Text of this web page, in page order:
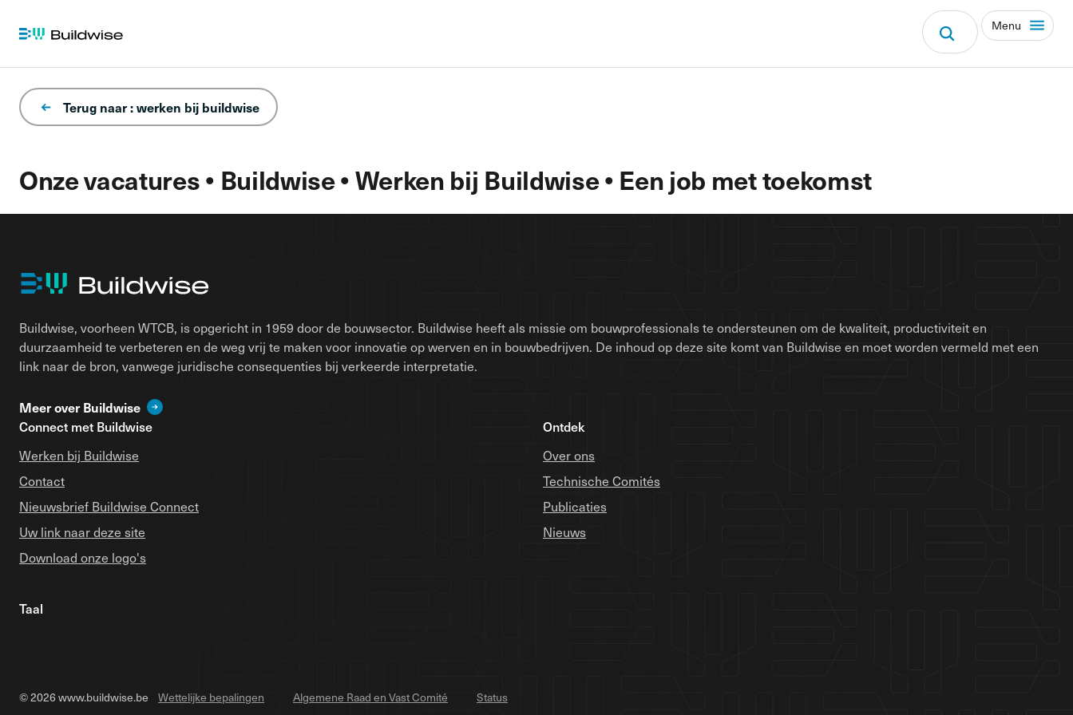
Menu
Onze vacatures • Buildwise • Werken bij Buildwise • Een job met toekomst
Terug naar : werken bij buildwise
Buildwise, voorheen WTCB, is opgericht in 1959 door de bouwsector. Buildwise heeft als missie om bouwprofessionals te ondersteunen om de kwaliteit, productiviteit en
duurzaamheid te verbeteren en de weg vrij te maken voor innovatie op werven en in bouwbedrijven. De inhoud op deze site komt van Buildwise en moet worden vermeld met een
link naar de bron, vanwege juridische consequenties bij verkeerde interpretatie.
Meer over Buildwise
Connect met Buildwise
Werken bij Buildwise
Contact
Nieuwsbrief Buildwise Connect
Uw link naar deze site
Download onze logo's
Ontdek
Over ons
Technische Comités
Publicaties
Nieuws
Taal
© 2026 www.buildwise.be Wettelijke bepalingen Algemene Raad en Vast Comité Status